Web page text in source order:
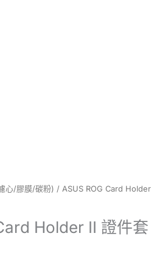
心/膠膜/碳粉) / ASUS ROG Card Holder
Holder II 證件套